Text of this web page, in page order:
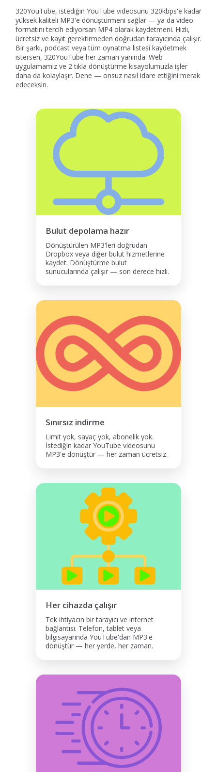
320YouTube, istediğin YouTube videosunu 320kbps'e kadar
yüksek kaliteli MP3'e dönüştürmeni sağlar — ya da video
formatını tercih ediyorsan MP4 olarak kaydetmeni. Hızlı,
ücretsiz ve kayıt gerektirmeden doğrudan tarayıcında çalışır.
Bir şarkı, podcast veya tüm oynatma listesi kaydetmek
istersen, 320YouTube her zaman yanında. Web
uygulamamız ve 2 tıkla dönüştürme kısayolumuzla işler
daha da kolaylaşır. Dene — onsuz nasıl idare ettiğini merak
edeceksin.
Bulut depolama hazır
Dönüştürülen MP3'leri doğrudan
Dropbox veya diğer bulut hizmetlerine
kaydet. Dönüştürme bulut
sunucularında çalışır — son derece hızlı.
Sınırsız indirme
Limit yok, sayaç yok, abonelik yok.
İstediğin kadar YouTube videosunu
MP3'e dönüştür — her zaman ücretsiz.
Her cihazda çalışır
Tek ihtiyacın bir tarayıcı ve internet
bağlantısı. Telefon, tablet veya
bilgisayarında YouTube'dan MP3'e
dönüştür — her yerde, her zaman.